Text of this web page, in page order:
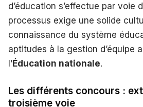
d’éducation s’effectue par voie
processus exige une solide
connaissance du système
aptitudes à la gestion d’équipe
l’Éducation nationale.
Les différents concours :
troisième voie